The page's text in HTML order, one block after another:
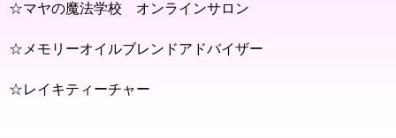
☆マヤの魔法学校 オンラインサロン
☆メモリーオイルブレンドアドバイザー
☆レイキティーチャー